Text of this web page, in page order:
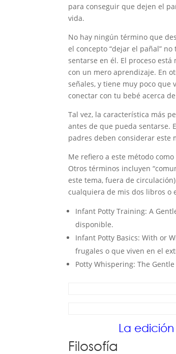
para conseguir que dejen el
vida.
No hay ningún término que
el concepto “dejar el pañal”
sentarse en él. El proceso
con un mero aprendizaje. En
señales, y tiene muy poco que
conectar con tu bebé acerca
Tal vez, la característica más
antes de que pueda sentarse.
padres deben considerar este
Me refiero a este método
Otros términos incluyen
este tema, fuera de
cualquiera de mis dos libros o
Infant Potty Training: A
disponible.
Infant Potty Basics: With or
frugales o que viven en el
Potty Whispering: The
La
Filosofía